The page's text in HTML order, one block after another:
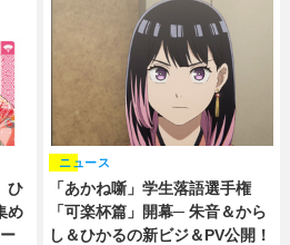
ひ
め
「あかね噺」学生落語選手権
「可楽杯篇」開幕─ 朱音＆から
し＆ひかるの新ビジ＆PV公開！
ニュース